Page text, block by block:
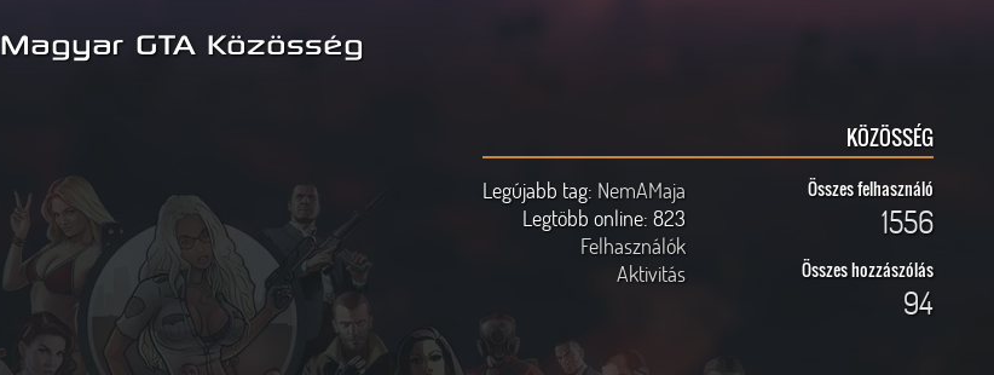
Magyar GTA Közösség
KÖZÖSSÉG
Legújabb tag: NemAMaja
Legtöbb online: 823
Felhasználók
Aktivitás
Összes felhasználó
1556
Összes hozzászólás
94